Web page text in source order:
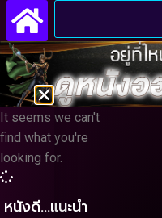
It seems we can't
find what you're
looking for.
หนังดี…แนะนำ